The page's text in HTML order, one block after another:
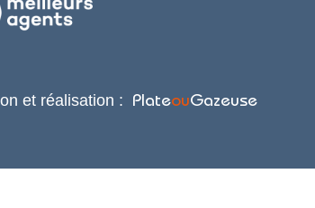
et réalisation : PlateouGazeuse